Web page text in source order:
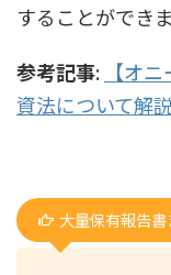
することができま
参考記事:
【オ
資法について解
大量保有報告